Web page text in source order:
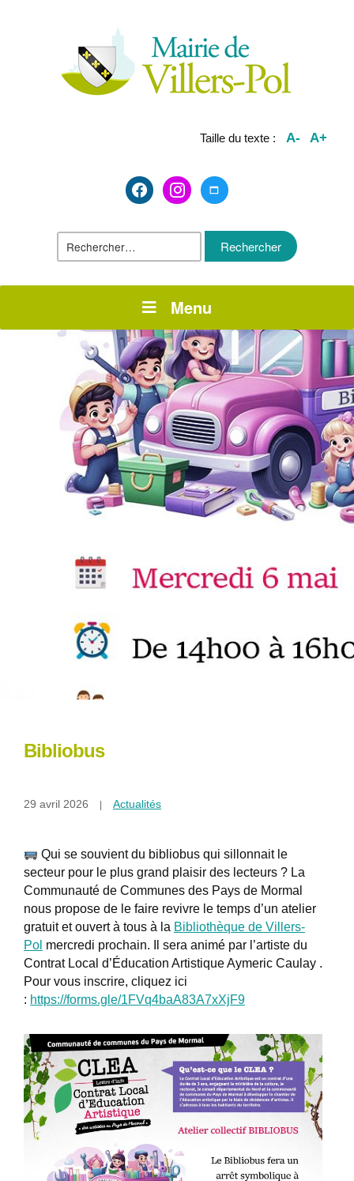
Taille du texte : A- A+
facebook2instagrammaximize
Rechercher :
Menu
Bibliobus
29 avril 2026 Actualités
Qui se souvient du bibliobus qui sillonnait le
secteur pour le plus grand plaisir des lecteurs ? La
Communauté de Communes des Pays de Mormal
nous propose de le faire revivre le temps d’un atelier
gratuit et ouvert à tous à la Bibliothèque de Villers-
Pol mercredi prochain. Il sera animé par l’artiste du
Contrat Local d’Éducation Artistique Aymeric Caulay .
Pour vous inscrire, cliquez ici
: https://forms.gle/1FVq4baA83A7xXjF9